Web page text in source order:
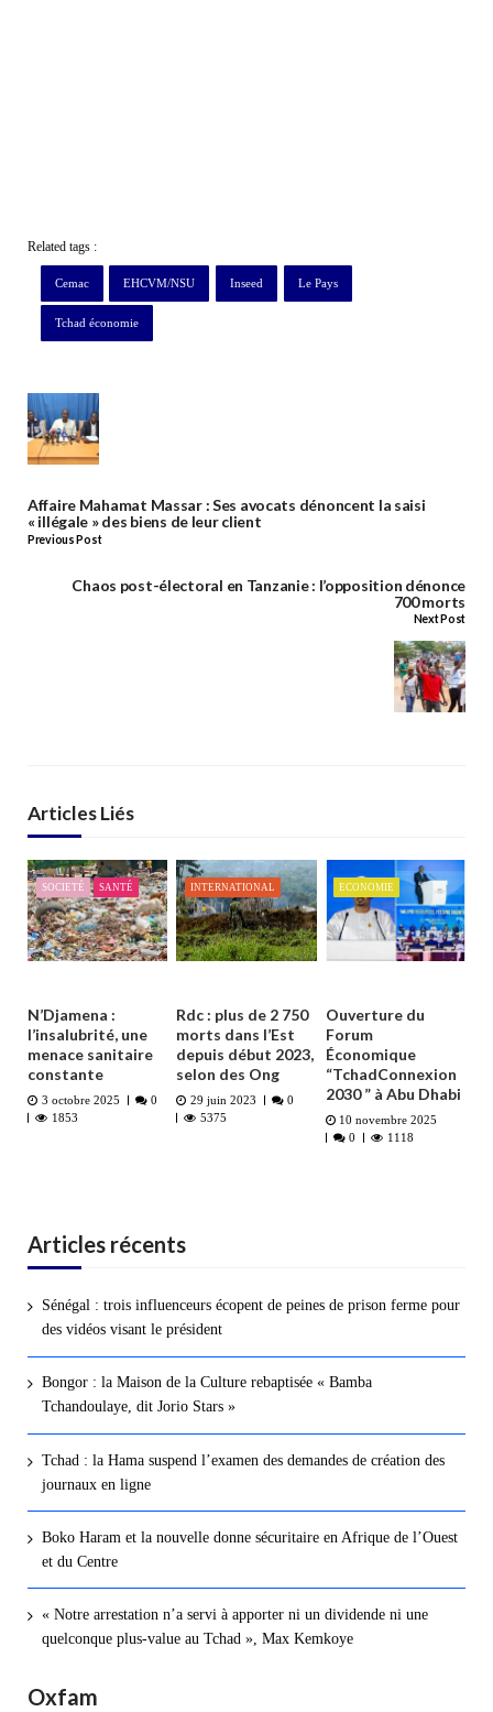
Related tags :
Cemac EHCVM/NSU Inseed Le Pays
Tchad économie
Affaire Mahamat Massar : Ses avocats dénoncent la saisi
« illégale » des biens de leur client
Previous Post
Chaos post-électoral en Tanzanie : l’opposition dénonce
700 morts
Next Post
Articles Liés
SOCIETÉ SANTÉ
N’Djamena :
l’insalubrité, une
menace sanitaire
constante
3 octobre 2025
0
1853
INTERNATIONAL
Rdc : plus de 2 750
morts dans l’Est
depuis début 2023,
selon des Ong
29 juin 2023
0
5375
ECONOMIE
Ouverture du
Forum
Économique
“TchadConnexion
2030 ” à Abu Dhabi
10 novembre 2025
0
1118
Articles récents
Sénégal : trois influenceurs écopent de peines de prison ferme pour
des vidéos visant le président
Bongor : la Maison de la Culture rebaptisée « Bamba
Tchandoulaye, dit Jorio Stars »
Tchad : la Hama suspend l’examen des demandes de création des
journaux en ligne
Boko Haram et la nouvelle donne sécuritaire en Afrique de l’Ouest
et du Centre
« Notre arrestation n’a servi à apporter ni un dividende ni une
quelconque plus-value au Tchad », Max Kemkoye
Oxfam